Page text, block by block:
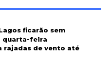
ficarão sem
quarta-feira
rajadas de vento até